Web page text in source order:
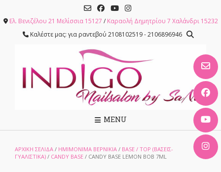
content
Ελ. Βενιζέλου 21 Μελίσσια 15127 / Καραολή Δημητρίου 7 Χαλάνδρι 15232
Καλέστε μας: για ραντεβού 2108102519 - 2106896946
MENU
ΑΡΧΙΚΉ ΣΕΛΊΔΑ / ΗΜΙΜΟΝΙΜΑ ΒΕΡΝΙΚΙΑ / BASE / TOP (ΒΆΣΕΙΣ-
ΓΥΑΛΙΣΤΙΚΆ) / CANDY BASE / CANDY BASE LEMON BOB 7ML